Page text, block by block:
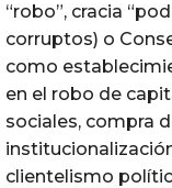
“robo”, cracia
corruptos) o
como
en el robo de
sociales, compra
clientelismo